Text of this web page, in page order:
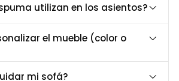
maciza y patas de madera Tornillo
utilizan en los asientos?
el mueble (color o
mi sofá?